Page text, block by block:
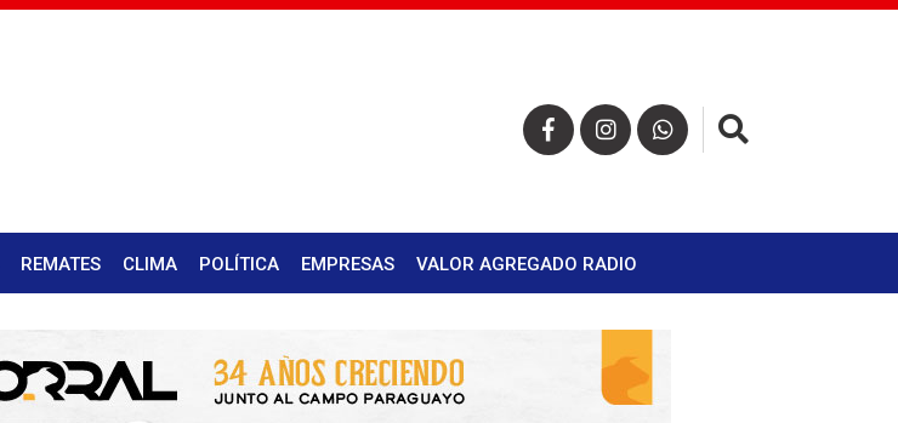
REMATES CLIMA POLÍTICA EMPRESAS VALOR AGREGADO RADIO